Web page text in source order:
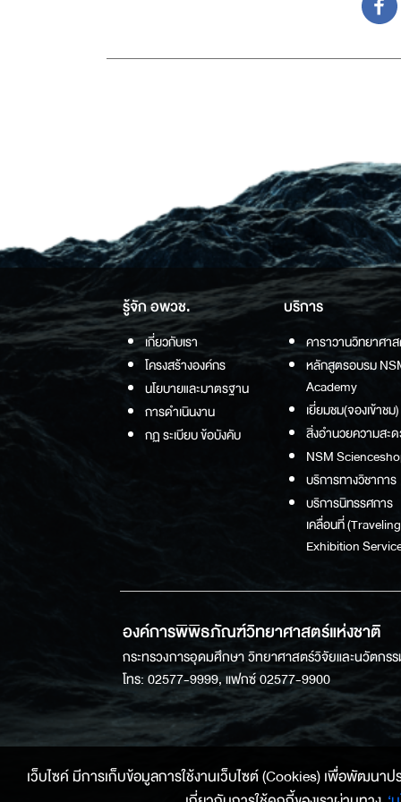
รู้จัก อพวช.
เกี่ยวกับเรา
โครงสร้างองค์กร
นโยบายและมาตรฐาน
การดำเนินงาน
กฏ ระเบียบ ข้อบังคับ
บริการ
คาราวานวิทยาศา
หลักสูตรอบรม
Academy
เยี่ยมชม(จองเข้าชม)
สิ่งอำนวยความสะ
NSM
บริการทางวิชาการ
บริการนิทรรศการ
เคลื่อนที่ (Traveling
Exhibition
องค์การพิพิธภัณฑ์วิทยาศาสตร์แห่งชาติ
กระทรวงการอุดมศึกษา วิทยาศาสตร์วิจัยและนวัตก
โทร: 02577-9999, แฟกซ์ 02577-9900
เว็บไซค์ มีการเก็บข้อมูลการใช้งานเว็บไซต์ (Cookies) เพื่อพัฒน